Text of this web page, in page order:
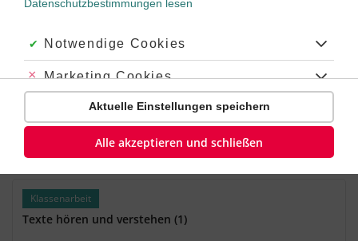
Klassenarbeit
Englisch Klasse6
Dauer:
45 Minuten
Klassenarbeit
Texte hören und verstehen (1)
Datenschutzbestimmungen lesen
Akzeptiert:
Notwendige Cookies
Abgelehnt:
Marketing Cookies
Abgelehnt:
Personalisierungs-Cookies
Aktuelle Einstellungen speichern
Alle akzeptieren und schließen